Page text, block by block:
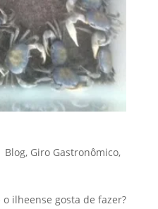
Blog, Giro Gastronômico,
o ilheense gosta de fazer?